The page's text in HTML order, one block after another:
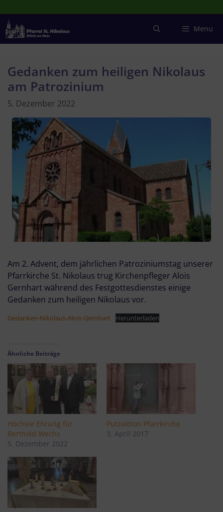
Inhalt
springen
Menu
Gedanken zum heiligen Nikolaus
am Patrozinium
5. Dezember 2022
Am 2. Advent, dem jährlichen Patroziniumstag unserer
Pfarrkirche St. Nikolaus trug Kirchenpfleger Alois
Gernhart während des Festgottesdienstes einige
Gedanken zum heiligen Nikolaus vor.
Gedanken-Nikolaus-Alois-Gernhart Herunterladen
Ähnliche Beiträge
Höchste Ehrung für
Berthold Wechs
5. Dezember 2022
Putzaktion Pfarrkirche
3. April 2017